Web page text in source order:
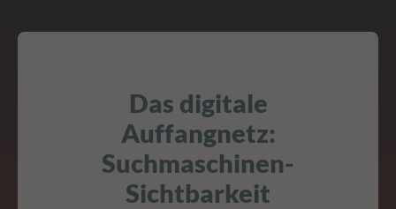
Das digitale
Auffangnetz:
Suchmaschinen-
Sichtbarkeit